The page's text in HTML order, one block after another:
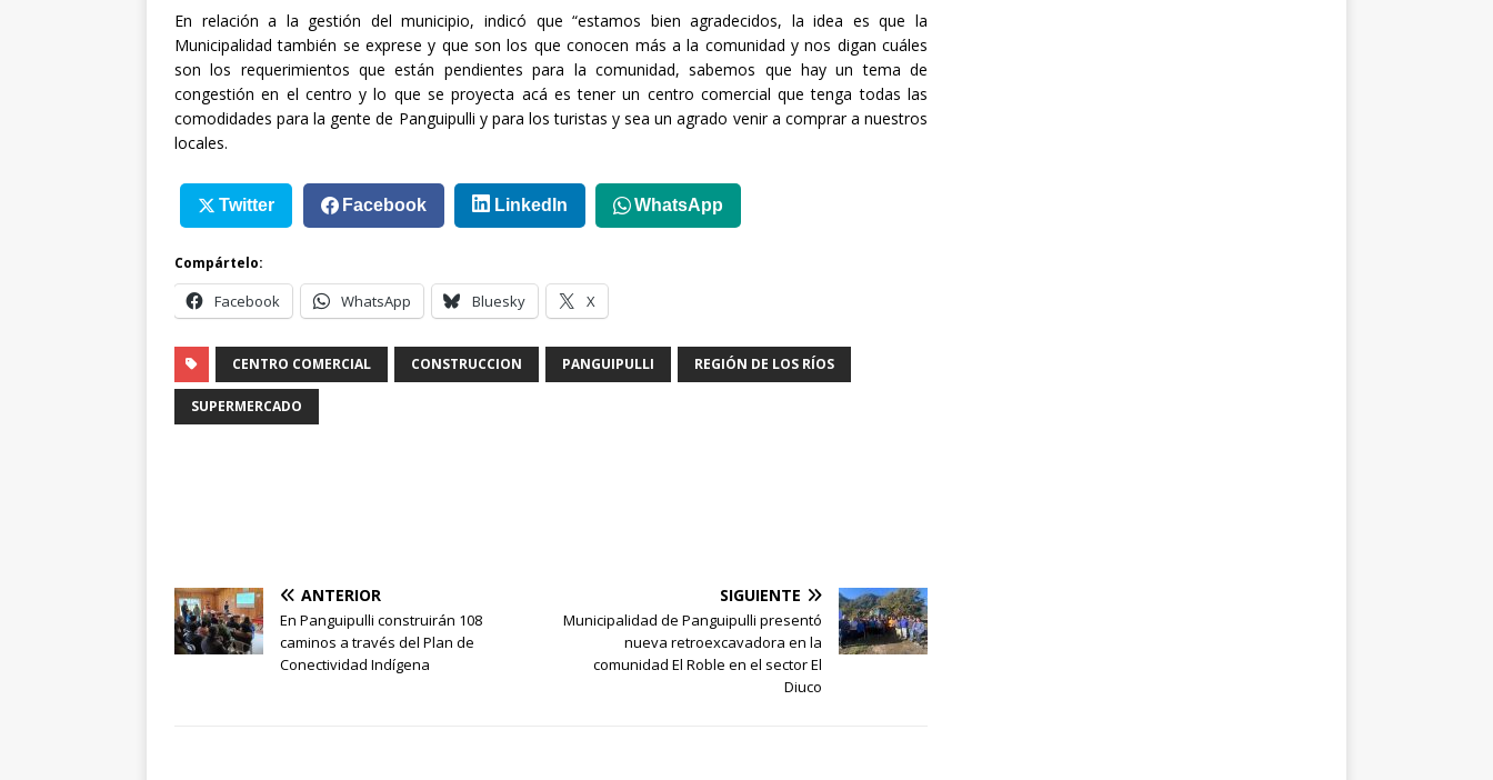
En relación a la gestión del municipio, indicó que “estamos bien agradecidos, la idea es que la
Municipalidad también se exprese y que son los que conocen más a la comunidad y nos digan cuáles
son los requerimientos que están pendientes para la comunidad, sabemos que hay un tema de
congestión en el centro y lo que se proyecta acá es tener un centro comercial que tenga todas las
comodidades para la gente de Panguipulli y para los turistas y sea un agrado venir a comprar a nuestros
locales.
Twitter Facebook LinkedIn WhatsApp
Compártelo:
Facebook WhatsApp Bluesky X
CENTRO COMERCIAL CONSTRUCCION PANGUIPULLI REGIÓN DE LOS RÍOS
SUPERMERCADO
ANTERIOR
En Panguipulli construirán 108
caminos a través del Plan de
Conectividad Indígena
SIGUIENTE
Municipalidad de Panguipulli presentó
nueva retroexcavadora en la
comunidad El Roble en el sector El
Diuco